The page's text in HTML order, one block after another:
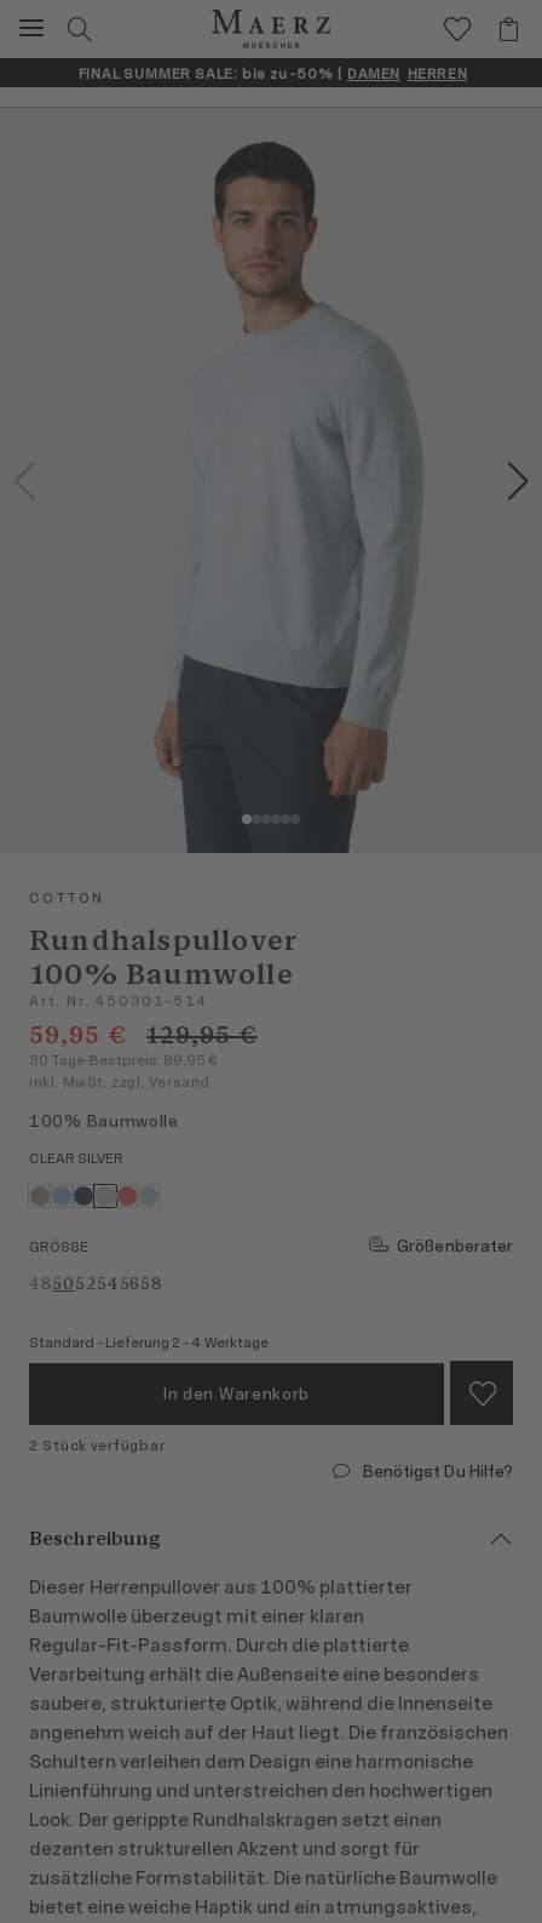
FINAL SUMMER SALE: bis zu -50% | DAMEN HERREN
Artikelbilder überspringen
COTTON
Rundhalspullover
100% Baumwolle
Art. Nr. 450301-514
59,95 € 129,95 €
30 Tage-Bestpreis: 89,95 €
inkl. MwSt. zzgl. Versand
100% Baumwolle
CLEAR SILVER
GRÖSSE
Größenberater
485052545658
Standard - Lieferung 2 - 4 Werktage
In den Warenkorb
2 Stück verfügbar
Benötigst Du Hilfe?
Beschreibung
Dieser Herrenpullover aus 100% plattierter
Baumwolle überzeugt mit einer klaren
Regular‑Fit‑Passform. Durch die plattierte
Verarbeitung erhält die Außenseite eine besonders
saubere, strukturierte Optik, während die Innenseite
angenehm weich auf der Haut liegt. Die französischen
Schultern verleihen dem Design eine harmonische
Linienführung und unterstreichen den hochwertigen
Look. Der gerippte Rundhalskragen setzt einen
dezenten strukturellen Akzent und sorgt für
zusätzliche Formstabilität. Die natürliche Baumwolle
bietet eine weiche Haptik und ein atmungsaktives,